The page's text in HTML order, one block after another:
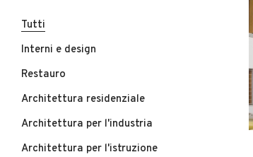
Tutti
Interni e design
Restauro
Architettura residenziale
Architettura per l'industria
Architettura per l'istruzione